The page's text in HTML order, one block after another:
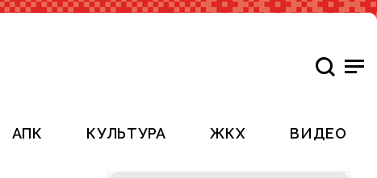
АПК КУЛЬТУРА ЖКХ ВИДЕО